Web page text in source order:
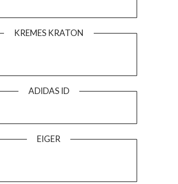
KREMES KRATON
ADIDAS ID
EIGER